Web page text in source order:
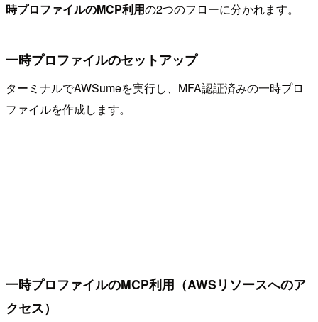
時プロファイルのMCP利用の2つのフローに分かれます。
一時プロファイルのセットアップ
ターミナルでAWSumeを実行し、MFA認証済みの一時プロ
ファイルを作成します。
一時プロファイルのMCP利用（AWSリソースへのア
クセス）